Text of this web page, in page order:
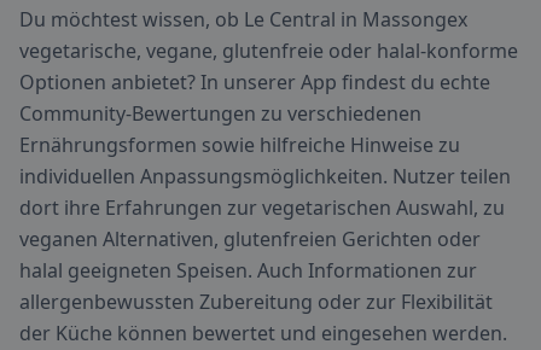
Du möchtest wissen, ob Le Central in Massongex
vegetarische, vegane, glutenfreie oder halal-konforme
Optionen anbietet? In unserer App findest du echte
Community-Bewertungen zu verschiedenen
Ernährungsformen sowie hilfreiche Hinweise zu
individuellen Anpassungsmöglichkeiten. Nutzer teilen
dort ihre Erfahrungen zur vegetarischen Auswahl, zu
veganen Alternativen, glutenfreien Gerichten oder
halal geeigneten Speisen. Auch Informationen zur
allergenbewussten Zubereitung oder zur Flexibilität
der Küche können bewertet und eingesehen werden.